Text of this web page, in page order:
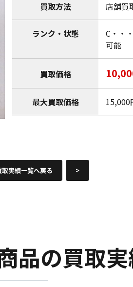
買取方法 店舗買
ランク・状態
C・・
可能
買取価格
最大買取価格 15,000
取実績一覧へ戻る >
品の買取